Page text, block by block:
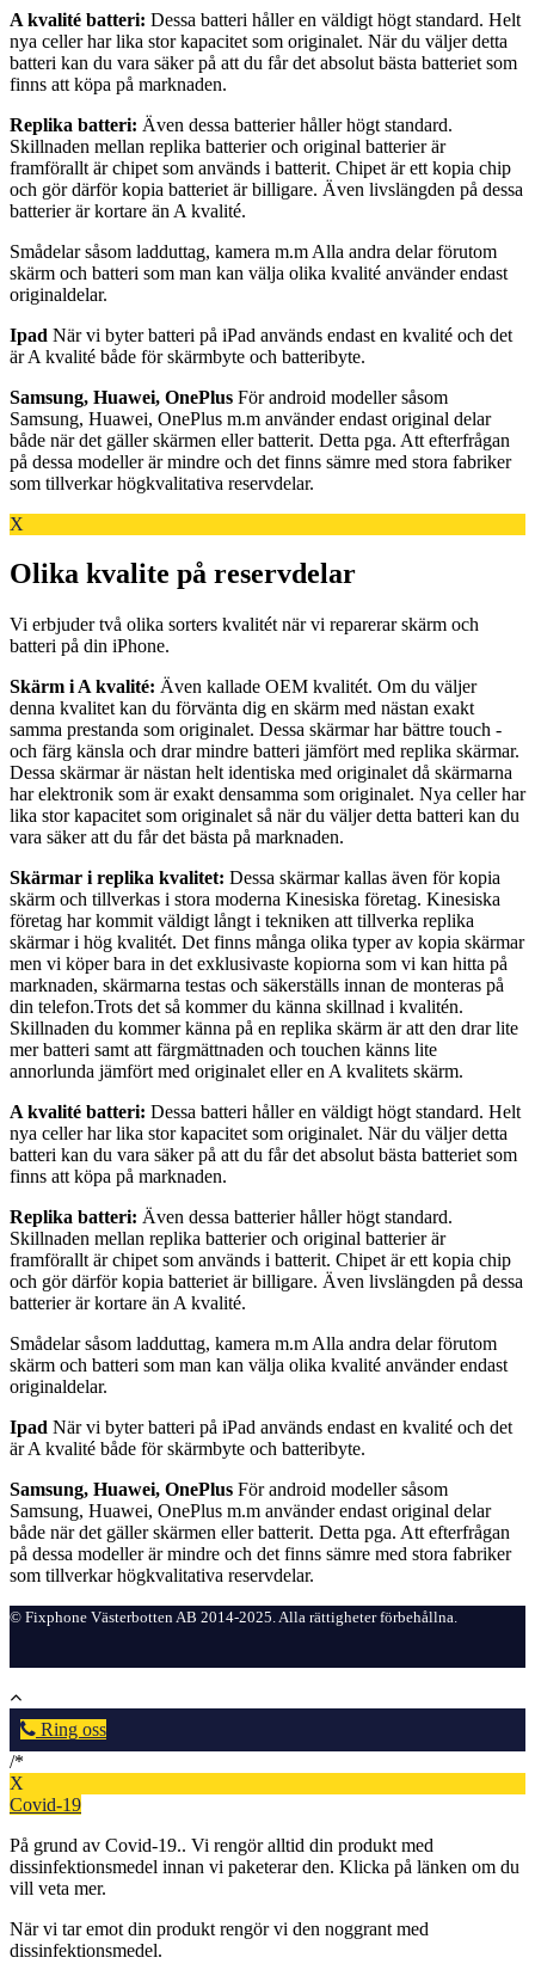
A kvalité batteri: Dessa batteri håller en väldigt högt standard. Helt
nya celler har lika stor kapacitet som originalet. När du väljer detta
batteri kan du vara säker på att du får det absolut bästa batteriet som
finns att köpa på marknaden.
Replika batteri: Även dessa batterier håller högt standard.
Skillnaden mellan replika batterier och original batterier är
framförallt är chipet som används i batterit. Chipet är ett kopia chip
och gör därför kopia batteriet är billigare. Även livslängden på dessa
batterier är kortare än A kvalité.
Smådelar såsom ladduttag, kamera m.m Alla andra delar förutom
skärm och batteri som man kan välja olika kvalité använder endast
originaldelar.
Ipad När vi byter batteri på iPad används endast en kvalité och det
är A kvalité både för skärmbyte och batteribyte.
Samsung, Huawei, OnePlus För android modeller såsom
Samsung, Huawei, OnePlus m.m använder endast original delar
både när det gäller skärmen eller batterit. Detta pga. Att efterfrågan
på dessa modeller är mindre och det finns sämre med stora fabriker
som tillverkar högkvalitativa reservdelar.
X
Olika kvalite på reservdelar
Vi erbjuder två olika sorters kvalitét när vi reparerar skärm och
batteri på din iPhone.
Skärm i A kvalité: Även kallade OEM kvalitét. Om du väljer
denna kvalitet kan du förvänta dig en skärm med nästan exakt
samma prestanda som originalet. Dessa skärmar har bättre touch -
och färg känsla och drar mindre batteri jämfört med replika skärmar.
Dessa skärmar är nästan helt identiska med originalet då skärmarna
har elektronik som är exakt densamma som originalet. Nya celler har
lika stor kapacitet som originalet så när du väljer detta batteri kan du
vara säker att du får det bästa på marknaden.
Skärmar i replika kvalitet: Dessa skärmar kallas även för kopia
skärm och tillverkas i stora moderna Kinesiska företag. Kinesiska
företag har kommit väldigt långt i tekniken att tillverka replika
skärmar i hög kvalitét. Det finns många olika typer av kopia skärmar
men vi köper bara in det exklusivaste kopiorna som vi kan hitta på
marknaden, skärmarna testas och säkerställs innan de monteras på
din telefon.Trots det så kommer du känna skillnad i kvalitén.
Skillnaden du kommer känna på en replika skärm är att den drar lite
mer batteri samt att färgmättnaden och touchen känns lite
annorlunda jämfört med originalet eller en A kvalitets skärm.
A kvalité batteri: Dessa batteri håller en väldigt högt standard. Helt
nya celler har lika stor kapacitet som originalet. När du väljer detta
batteri kan du vara säker på att du får det absolut bästa batteriet som
finns att köpa på marknaden.
Replika batteri: Även dessa batterier håller högt standard.
Skillnaden mellan replika batterier och original batterier är
framförallt är chipet som används i batterit. Chipet är ett kopia chip
och gör därför kopia batteriet är billigare. Även livslängden på dessa
batterier är kortare än A kvalité.
Smådelar såsom ladduttag, kamera m.m Alla andra delar förutom
skärm och batteri som man kan välja olika kvalité använder endast
originaldelar.
Ipad När vi byter batteri på iPad används endast en kvalité och det
är A kvalité både för skärmbyte och batteribyte.
Samsung, Huawei, OnePlus För android modeller såsom
Samsung, Huawei, OnePlus m.m använder endast original delar
både när det gäller skärmen eller batterit. Detta pga. Att efterfrågan
på dessa modeller är mindre och det finns sämre med stora fabriker
som tillverkar högkvalitativa reservdelar.
© Fixphone Västerbotten AB 2014-2025. Alla rättigheter förbehållna.
Ring oss
/*
X
Covid-19
På grund av Covid-19.. Vi rengör alltid din produkt med
dissinfektionsmedel innan vi paketerar den. Klicka på länken om du
vill veta mer.
När vi tar emot din produkt rengör vi den noggrant med
dissinfektionsmedel.